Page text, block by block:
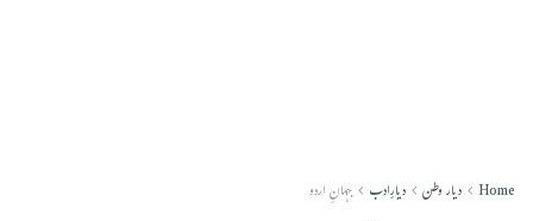
Home دیار وطن دیارِادب جہانِ اردو